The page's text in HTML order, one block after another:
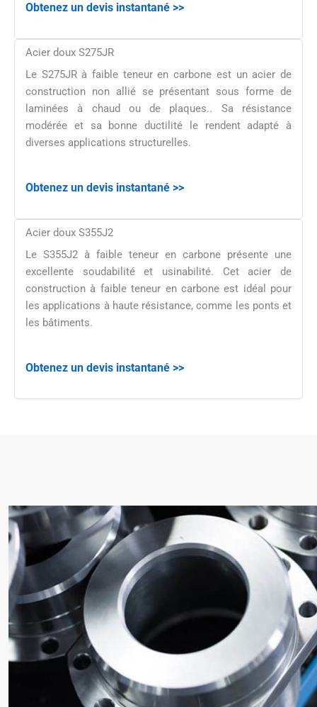
Obtenez un devis instantané >>
Acier doux S275JR
Le S275JR à faible teneur en carbone est un acier de
construction non allié se présentant sous forme de
laminées à chaud ou de plaques.. Sa résistance
modérée et sa bonne ductilité le rendent adapté à
diverses applications structurelles.
Obtenez un devis instantané >>
Acier doux S355J2
Le S355J2 à faible teneur en carbone présente une
excellente soudabilité et usinabilité. Cet acier de
construction à faible teneur en carbone est idéal pour
les applications à haute résistance, comme les ponts et
les bâtiments.
Obtenez un devis instantané >>